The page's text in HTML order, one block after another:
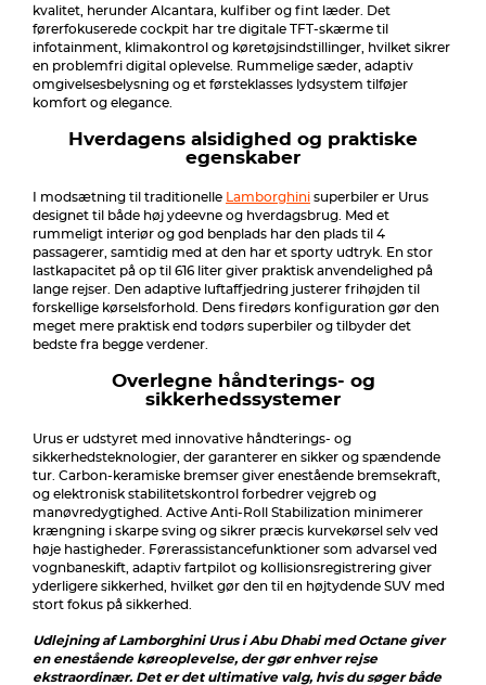
kvalitet, herunder Alcantara, kulfiber og fint læder. Det
førerfokuserede cockpit har tre digitale TFT-skærme til
infotainment, klimakontrol og køretøjsindstillinger, hvilket sikrer
en problemfri digital oplevelse. Rummelige sæder, adaptiv
omgivelsesbelysning og et førsteklasses lydsystem tilføjer
komfort og elegance.
Hverdagens alsidighed og praktiske
egenskaber
I modsætning til traditionelle Lamborghini superbiler er Urus
designet til både høj ydeevne og hverdagsbrug. Med et
rummeligt interiør og god benplads har den plads til 4
passagerer, samtidig med at den har et sporty udtryk. En stor
lastkapacitet på op til 616 liter giver praktisk anvendelighed på
lange rejser. Den adaptive luftaffjedring justerer frihøjden til
forskellige kørselsforhold. Dens firedørs konfiguration gør den
meget mere praktisk end todørs superbiler og tilbyder det
bedste fra begge verdener.
Overlegne håndterings- og
sikkerhedssystemer
Urus er udstyret med innovative håndterings- og
sikkerhedsteknologier, der garanterer en sikker og spændende
tur. Carbon-keramiske bremser giver enestående bremsekraft,
og elektronisk stabilitetskontrol forbedrer vejgreb og
manøvredygtighed. Active Anti-Roll Stabilization minimerer
krængning i skarpe sving og sikrer præcis kurvekørsel selv ved
høje hastigheder. Førerassistancefunktioner som advarsel ved
vognbaneskift, adaptiv fartpilot og kollisionsregistrering giver
yderligere sikkerhed, hvilket gør den til en højtydende SUV med
stort fokus på sikkerhed.
Udlejning af Lamborghini Urus i Abu Dhabi med Octane giver
en enestående køreoplevelse, der gør enhver rejse
ekstraordinær. Det er det ultimative valg, hvis du søger både